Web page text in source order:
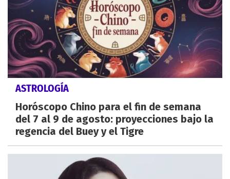
ASTROLOGÍA
Horóscopo Chino para el fin de semana
del 7 al 9 de agosto: proyecciones bajo la
regencia del Buey y el Tigre